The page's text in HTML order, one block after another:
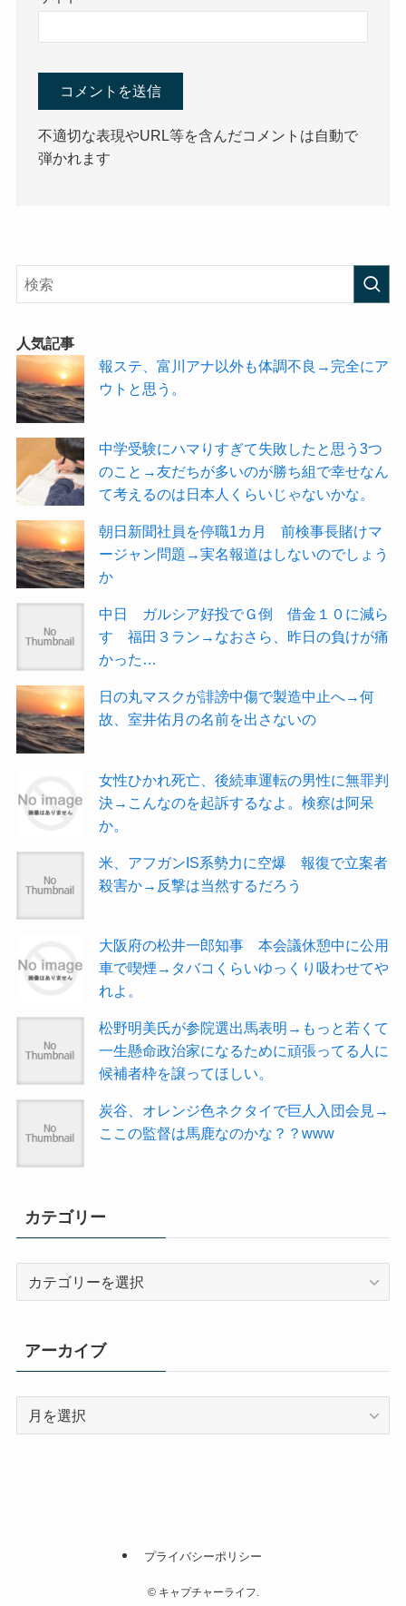
不適切な表現やURL等を含んだコメントは自動で
弾かれます
人気記事
報ステ、富川アナ以外も体調不良→完全にア
ウトと思う。
中学受験にハマりすぎて失敗したと思う3つ
のこと→友だちが多いのが勝ち組で幸せなん
て考えるのは日本人くらいじゃないかな。
朝日新聞社員を停職1カ月 前検事長賭けマ
ージャン問題→実名報道はしないのでしょう
か
中日 ガルシア好投でＧ倒 借金１０に減ら
す 福田３ラン→なおさら、昨日の負けが痛
かった…
日の丸マスクが誹謗中傷で製造中止へ→何
故、室井佑月の名前を出さないの
女性ひかれ死亡、後続車運転の男性に無罪判
決→こんなのを起訴するなよ。検察は阿呆
か。
米、アフガンIS系勢力に空爆 報復で立案者
殺害か→反撃は当然するだろう
大阪府の松井一郎知事 本会議休憩中に公用
車で喫煙→タバコくらいゆっくり吸わせてや
れよ。
松野明美氏が参院選出馬表明→もっと若くて
一生懸命政治家になるために頑張ってる人に
候補者枠を譲ってほしい。
炭谷、オレンジ色ネクタイで巨人入団会見→
ここの監督は馬鹿なのかな？？www
カテゴリー
リ
ー
アーカイブ
プライバシーポリシー
©キャプチャーライフ.